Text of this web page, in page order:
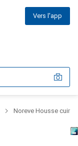
Vers l'app
Noreve Housse cuir